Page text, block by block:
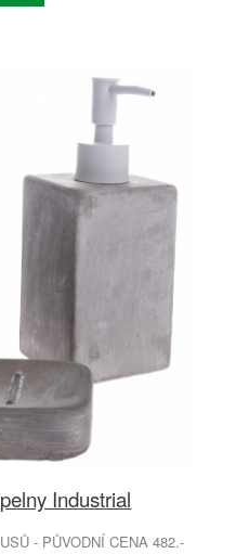
Industrial
- PŮVODNÍ CENA 482.-